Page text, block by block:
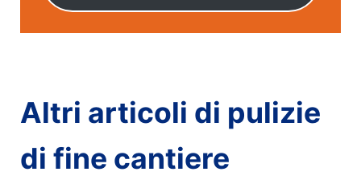
Altri articoli di pulizie
di fine cantiere